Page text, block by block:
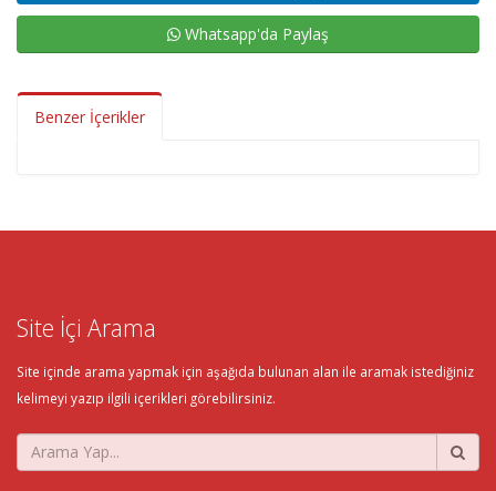
Whatsapp'da Paylaş
Benzer İçerikler
Site İçi Arama
Site içinde arama yapmak için aşağıda bulunan alan ile aramak istediğiniz
kelimeyi yazıp ilgili içerikleri görebilirsiniz.